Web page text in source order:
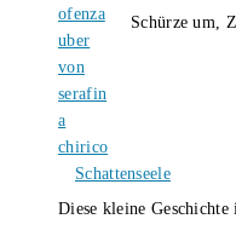
Schürze um,
Schattenseele
Diese kleine